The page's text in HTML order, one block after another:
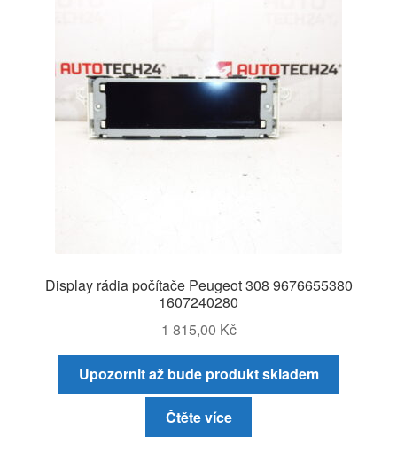
Display rádia počítače Peugeot 308 9676655380
1607240280
1 815,00 Kč
Upozornit až bude produkt skladem
Čtěte více